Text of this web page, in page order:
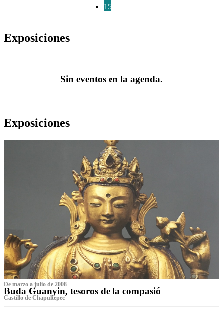
15
Exposiciones
Sin eventos en la agenda.
Exposiciones
De marzo a julio de 2008
Buda Guanyin, tesoros de la compasió
Castillo de Chapultepec